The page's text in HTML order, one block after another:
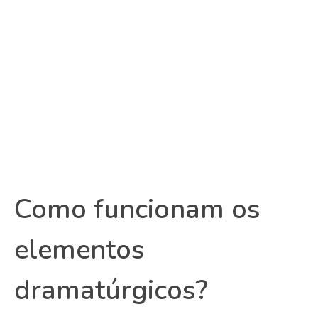
Como funcionam os
elementos
dramatúrgicos?